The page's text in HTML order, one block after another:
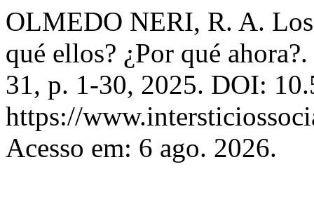
OLMEDO NERI, R. A.
qué ellos? ¿Por qué ahora?.
31, p. 1-30, 2025. DOI:
https://
Acesso em: 6 ago. 2026.